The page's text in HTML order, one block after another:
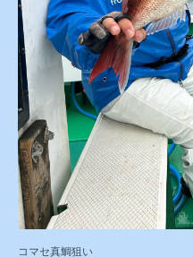
コマセ真鯛狙い